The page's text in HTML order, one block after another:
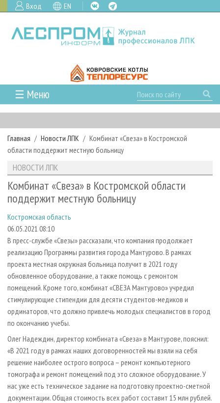
Вход EN
☰ Меню
ГЛАВНАЯ
РУБРИКИ И ТЕМЫ
РУБРИКИ ЖУРНАЛА
ЛЕСОЗАГОТОВКА
ЛЕСОПИЛЕНИЕ
СУШКА ДРЕВЕСИНЫ
ПРОИЗВОДСТВО ДРЕВЕСНЫХ ПЛИТ
ДЕРЕВЯННОЕ ДОМОСТРОЕНИЕ
ПРОИЗВОДСТВО МЕБЕЛИ
БИОЭНЕРГЕТИКА
ЦБП
ИНСТРУМЕНТ И МАТЕРИАЛЫ
НОВОСТИ
НОВОСТИ ЛПК
НОВОСТИ ЖУРНАЛА
ПРОЕКТЫ ЛПИ
АНАЛИТИКА
ПРЕДПРИЯТИЯ ЛПК
ПЕРСОНЫ
МОБИЛЬНЫЕ ВЫСТАВКИ
ОФИЦИАЛЬНЫЕ ДЕЛЕГАЦИИ
ПРИОРИТЕТНЫЕ ИНВЕСТПРОЕКТЫ
RUSSIAN FORESTRY REVIEW
ГАЗЕТА ЛЕСПРОМФОРУМ
БИБЛИОТЕКА СПЕЦИАЛИСТА
АРХИВ
АРХИВ ЖУРНАЛОВ
О ЖУРНАЛЕ
ПОДПИСКА
КОНТАКТЫ
РЕКЛАМОДАТЕЛЯМ
РЕКЛАМА
РЕКЛАМА НА САЙТЕ
Главная Новости ЛПК
Комбинат «Свеза» в Костромской
области поддержит местную больницу
НОВОСТИ ЛПК
Комбинат «Свеза» в Костромской области
поддержит местную больницу
Костромская область
06.05.2021 08:10
В пресс-службе «Свезы» рассказали, что компания продолжает
реализацию Программы развития города Мантурово. В рамках
проекта местная окружная больница получит в 2021 году
обновленное оборудование, а также помощь с ремонтом
помещений. Кроме того, комбинат «СВЕЗА Мантурово» учредил
стимулирующие стипендии для десяти студентов-медиков и
ординаторов, что должно привлечь молодых специалистов в город
по окончанию учебы.
Олег Надеждин, директор комбината «Свеза» в Мантурове, пояснил:
«В 2021 году в рамках наших договоренностей мы взяли на себя
решение наиболее острого вопроса – ремонт компьютерного
томографа и ремонт помещений под это сложное оборудование. У
нас уже есть техническое задание на подготовку проектно-сметной
документации. Общая стоимость всех работ составит 15 млн рублей.